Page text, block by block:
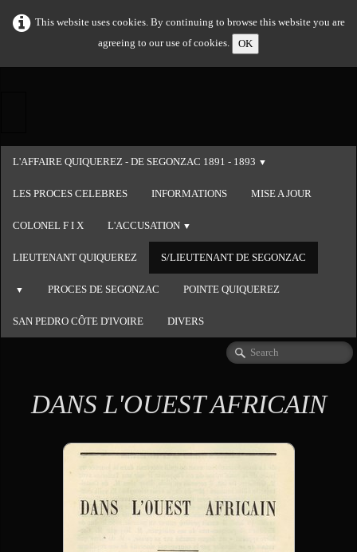
This website uses cookies. By continuing to browse this website you are
agreeing to our use of cookies.
OK
L'AFFAIRE QUIQUEREZ - DE SEGONZAC 1891 - 1893 ▼
LES PROCES CELEBRES INFORMATIONS MISE A JOUR
COLONEL F I X L'ACCUSATION ▼
LIEUTENANT QUIQUEREZ S/LIEUTENANT DE SEGONZAC
▼ PROCES DE SEGONZAC POINTE QUIQUEREZ
SAN PEDRO CÔTE D'IVOIRE DIVERS
DANS L'OUEST AFRICAIN